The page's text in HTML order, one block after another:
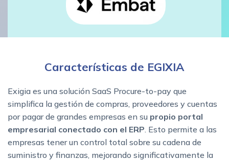
Características de EGIXIA
Exigia es una solución SaaS Procure-to-pay que
simplifica la gestión de compras, proveedores y cuentas
por pagar de grandes empresas en su propio portal
empresarial conectado con el ERP. Esto permite a las
empresas tener un control total sobre su cadena de
suministro y finanzas, mejorando significativamente la